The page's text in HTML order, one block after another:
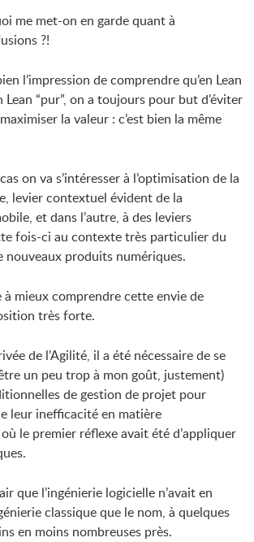
me met-on en garde quant à
?!
l’impression de comprendre qu’en Lean
“pur”, on a toujours pour but d’éviter
la valeur : c’est bien la même
on va s’intéresser à l’optimisation de la
levier contextuel évident de la
et dans l’autre, à des leviers
fois-ci au contexte très particulier du
nouveaux produits numériques.
à mieux comprendre cette envie de
très forte.
de l’Agilité, il a été nécessaire de se
un peu trop à mon goût, justement)
de gestion de projet pour
leur inefficacité en matière
le premier réflexe avait été d’appliquer
que l’ingénierie logicielle n’avait en
classique que le nom, à quelques
en moins nombreuses près.